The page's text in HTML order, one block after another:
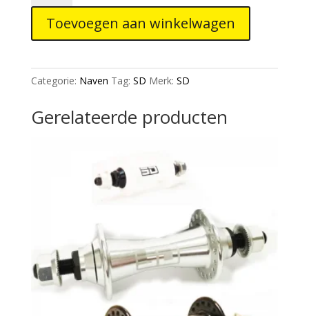
Pro
Cassette
Hub
Through
Axle
Sealed
Toevoegen aan winkelwagen
Categorie: Naven Tag: SD Merk: SD
Gerelateerde producten